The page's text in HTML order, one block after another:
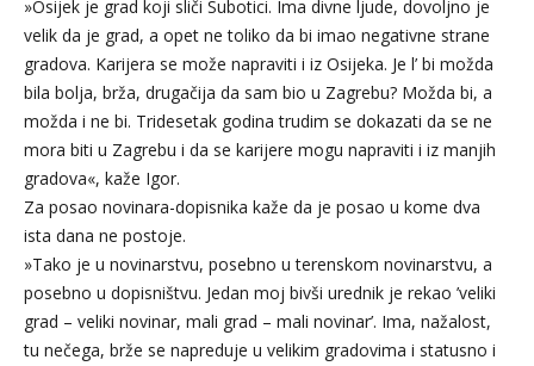
»Osijek je grad koji sliči Subotici. Ima divne ljude, dovoljno je
velik da je grad, a opet ne toliko da bi imao negativne strane
gradova. Karijera se može napraviti i iz Osijeka. Je l’ bi možda
bila bolja, brža, drugačija da sam bio u Zagrebu? Možda bi, a
možda i ne bi. Tridesetak godina trudim se dokazati da se ne
mora biti u Zagrebu i da se karijere mogu napraviti i iz manjih
gradova«, kaže Igor.
Za posao novinara-dopisnika kaže da je posao u kome dva
ista dana ne postoje.
»Tako je u novinarstvu, posebno u terenskom novinarstvu, a
posebno u dopisništvu. Jedan moj bivši urednik je rekao ’veliki
grad – veliki novinar, mali grad – mali novinar’. Ima, nažalost,
tu nečega, brže se napreduje u velikim gradovima i statusno i